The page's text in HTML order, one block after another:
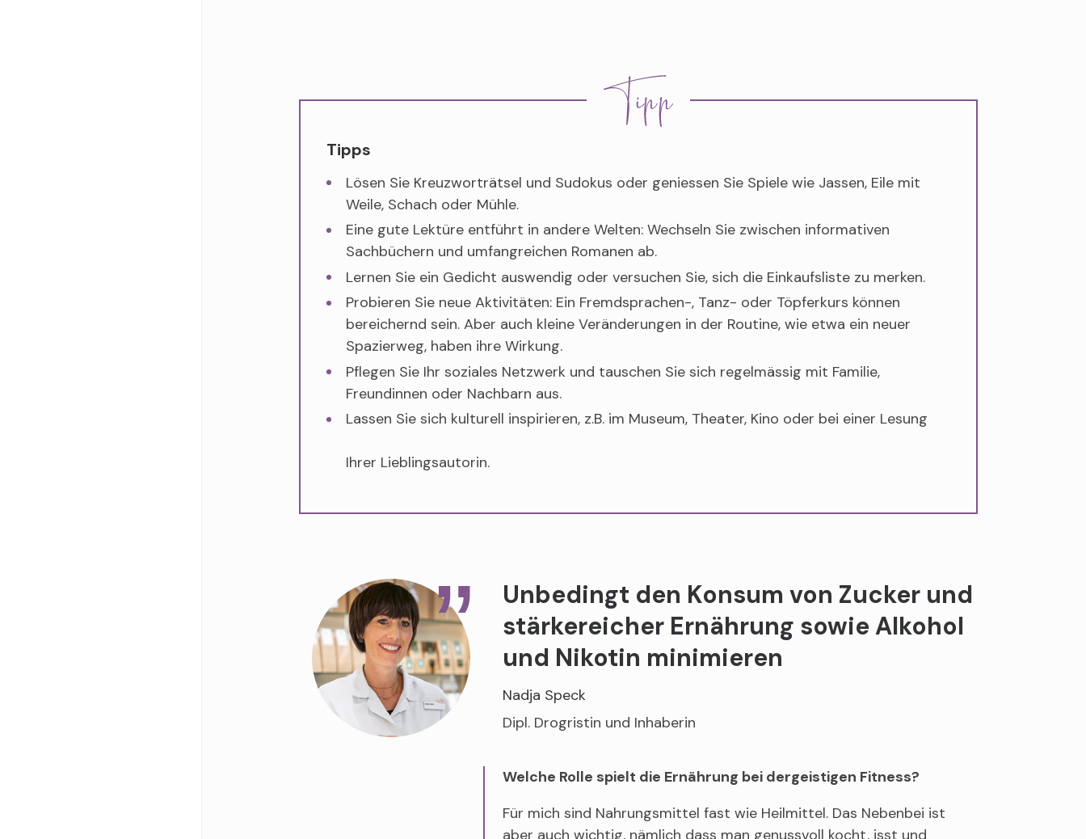
Tipps
Lösen Sie Kreuzworträtsel und Sudokus oder geniessen Sie Spiele wie Jassen, Eile mit
Weile, Schach oder Mühle.
Eine gute Lektüre entführt in andere Welten: Wechseln Sie zwischen informativen
Sachbüchern und umfangreichen Romanen ab.
Lernen Sie ein Gedicht auswendig oder versuchen Sie, sich die Einkaufsliste zu merken.
Probieren Sie neue Aktivitäten: Ein Fremdsprachen-, Tanz- oder Töpferkurs können
bereichernd sein. Aber auch kleine Veränderungen in der Routine, wie etwa ein neuer
Spazierweg, haben ihre Wirkung.
Pflegen Sie Ihr soziales Netzwerk und tauschen Sie sich regelmässig mit Familie,
Freundinnen oder Nachbarn aus.
Lassen Sie sich kulturell inspirieren, z.B. im Museum, Theater, Kino oder bei einer Lesung
Ihrer Lieblingsautorin.
Unbedingt den Konsum von Zucker und
stärkereicher Ernährung sowie Alkohol
und Nikotin minimieren
Nadja Speck
Dipl. Drogristin und Inhaberin
Welche Rolle spielt die Ernährung bei dergeistigen Fitness?
Für mich sind Nahrungsmittel fast wie Heilmittel. Das Nebenbei ist
aber auch wichtig, nämlich dass man genussvoll kocht, isst und